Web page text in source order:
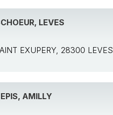
LEVES
EXUPERY, 28300 LEVES
AMILLY